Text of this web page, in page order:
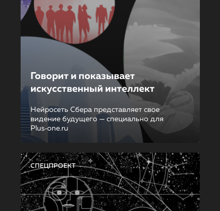
Говорит и показывает
искусственный интеллект
Нейросеть Сбера представляет свое
видение будущего — специально для
Plus‑one.ru
СПЕЦПРОЕКТ